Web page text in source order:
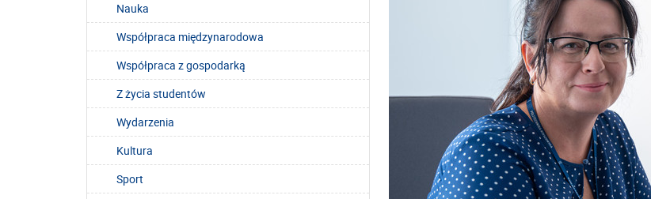
Nauka
Współpraca międzynarodowa
Współpraca z gospodarką
Z życia studentów
Wydarzenia
Kultura
Sport